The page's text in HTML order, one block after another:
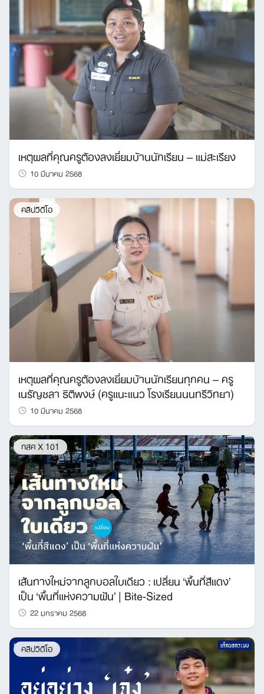
เหตุผลที่คุณครูต้องลงเยี่ยมบ้านนักเรียน – แม่สะเรียง
10 มีนาคม 2568
คลิปวิดีโอ
เหตุผลที่คุณครูต้องลงเยี่ยมบ้านนักเรียนทุกคน – ครู
เนรัญชลา ธิติพงษ์ (ครูแนะแนว โรงเรียนนนทรีวิทยา)
10 มีนาคม 2568
กสศ X 101
เส้นทางใหม่จากลูกบอลใบเดียว : เปลี่ยน ‘พื้นที่สีแดง’
เป็น ‘พื้นที่แห่งความฝัน’ | Bite-Sized
22 มกราคม 2568
คลิปวิดีโอ